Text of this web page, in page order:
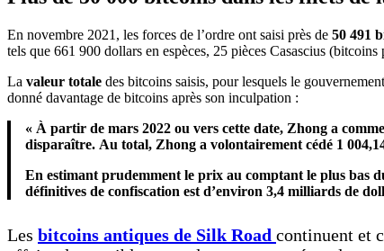
En novembre 2021, les forces de l’ordre ont saisi près de 50 491
tels que 661 900 dollars en espèces, 25 pièces Casascius
La valeur totale des bitcoins saisis, pour lesquels le
donné davantage de bitcoins après son inculpation :
« À partir de mars 2022 ou vers cette date, Zhong a
disparaître. Au total, Zhong a volontairement cédé 1
En estimant prudemment le prix au comptant le plus bas
définitives de confiscation est d’environ 3,4 milliards de
Les bitcoins antiques de Silk Road continuent et